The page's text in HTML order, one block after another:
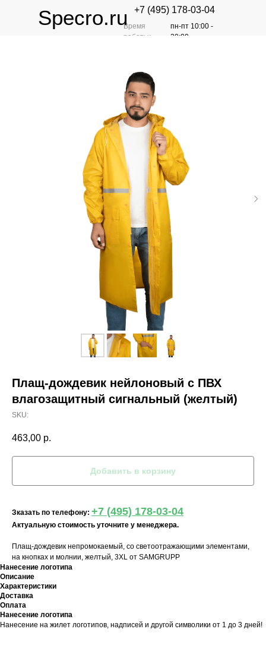
Время
работы:
пн-пт 10:00 -
20:00
+7 (495) 178-03-04
Specro.ru
Плащ-дождевик нейлоновый с ПВХ
влагозащитный сигнальный (желтый)
SKU:
463,00 р.
Добавить в корзину
Зказать по телефону: +7 (495) 178-03-04
Актуальную стоимость уточните у менеджера.
Плащ-дождевик непромокаемый, со светоотражающими элементами,
на кнопках и молнии, желтый, 3XL от SAMGRUPP
Нанесение логотипа
Описание
Характеристики
Доставка
Оплата
Нанесение логотипа
Нанесение на жилет логотипов, надписей и другой символики от 1 до 3 дней!